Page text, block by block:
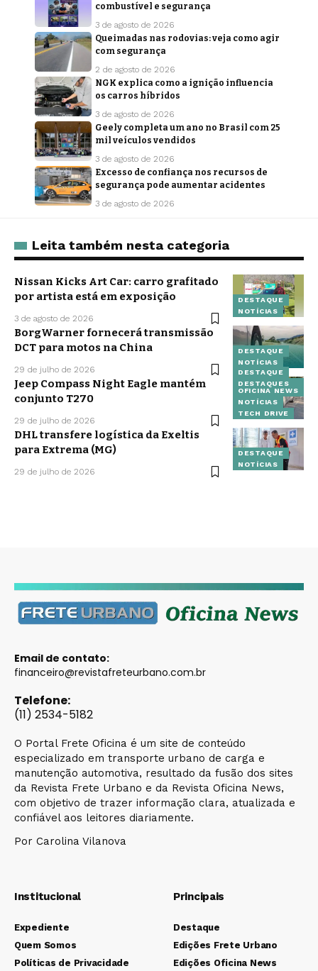
combustível e segurança
3 de agosto de 2026
Queimadas nas rodovias: veja como agir
com segurança
2 de agosto de 2026
NGK explica como a ignição influencia
os carros híbridos
3 de agosto de 2026
Geely completa um ano no Brasil com 25
mil veículos vendidos
3 de agosto de 2026
Excesso de confiança nos recursos de
segurança pode aumentar acidentes
3 de agosto de 2026
Leita também nesta categoria
DESTAQUE
NOTÍCIAS
Nissan Kicks Art Car: carro grafitado
por artista está em exposição
3 de agosto de 2026
DESTAQUE
NOTÍCIAS
BorgWarner fornecerá transmissão
DCT para motos na China
29 de julho de 2026
DESTAQUE
DESTAQUES
OFICINA NEWS
NOTÍCIAS
TECH DRIVE
Jeep Compass Night Eagle mantém
conjunto T270
29 de julho de 2026
DESTAQUE
NOTÍCIAS
DHL transfere logística da Exeltis
para Extrema (MG)
29 de julho de 2026
Email de contato:
financeiro@revistafreteurbano.com.br
Telefone:
(11) 2534-5182
O Portal Frete Oficina é um site de conteúdo
especializado em transporte urbano de carga e
manutenção automotiva, resultado da fusão dos sites
da Revista Frete Urbano e da Revista Oficina News,
com objetivo de trazer informação clara, atualizada e
confiável aos leitores diariamente.
Por Carolina Vilanova
Institucional
Expediente
Quem Somos
Políticas de Privacidade
Principais
Destaque
Edições Frete Urbano
Edições Oficina News